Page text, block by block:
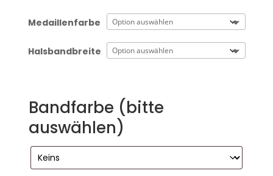
Medaillenfarbe
Halsbandbreite
Bandfarbe (bitte
auswählen)